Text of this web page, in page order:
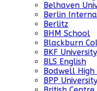
Belhaven
Berlin
Berlitz
BHM School
Blackburn
BKF
BLS English
Bodwell High
BPP University